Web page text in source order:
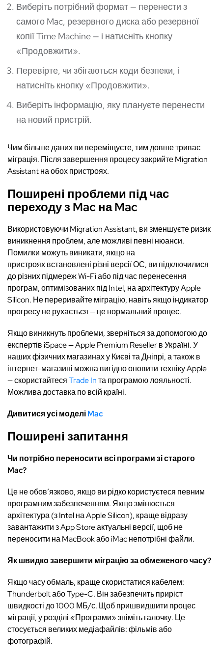
Виберіть потрібний формат — перенести з
самого Mac, резервного диска або резервної
копії Time Machine — і натисніть кнопку
«Продовжити».
Перевірте, чи збігаються коди безпеки, і
натисніть кнопку «Продовжити».
Виберіть інформацію, яку плануєте перенести
на новий пристрій.
Чим більше даних ви переміщуєте, тим довше триває
міграція. Після завершення процесу закрийте Migration
Assistant на обох пристроях.
Поширені проблеми під час
переходу з Mac на Mac
Використовуючи Migration Assistant, ви зменшуєте ризик
виникнення проблем, але можливі певні нюанси.
Помилки можуть виникати, якщо на
пристроях встановлені різні версії ОС, ви підключилися
до різних підмереж Wi-Fi або під час перенесення
програм, оптимізованих під Intel, на архітектуру Apple
Silicon. Не переривайте міграцію, навіть якщо індикатор
прогресу не рухається — це нормальний процес.
Якщо виникнуть проблеми, зверніться за допомогою до
експертів iSpace — Apple Premium Reseller в Україні. У
наших фізичних магазинах у Києві та Дніпрі, а також в
інтернет-магазині можна вигідно оновити техніку Apple
— скористайтесяTrade Inта програмою лояльності.
Можлива доставка по всій країні.
Дивитися усі моделіMac
Поширені запитання
Чи потрібно переносити всі програми зі старого
Mac?
Це не обов’язково, якщо ви рідко користуєтеся певним
програмним забезпеченням. Якщо змінюється
архітектура (з Intel на Apple Silicon), краще відразу
завантажити з App Store актуальні версії, щоб не
переносити на MacBook або iMac непотрібні файли.
Як швидко завершити міграцію за обмеженого часу?
Якщо часу обмаль, краще скористатися кабелем:
Thunderbolt або Type-C. Він забезпечить приріст
швидкості до 1000 МБ/с. Щоб пришвидшити процес
міграції, у розділі «Програми» зніміть галочку. Це
стосується великих медіафайлів: фільмів або
фотографій.